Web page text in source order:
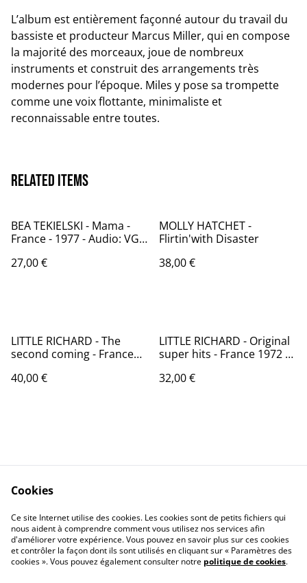
L’album est entièrement façonné autour du travail du
bassiste et producteur Marcus Miller, qui en compose
la majorité des morceaux, joue de nombreux
instruments et construit des arrangements très
modernes pour l’époque. Miles y pose sa trompette
comme une voix flottante, minimaliste et
reconnaissable entre toutes.
Related items
BEA TEKIELSKI - Mama -
France - 1977 - Audio: VG+
27,00 €
MOLLY HATCHET -
Flirtin'with Disaster
38,00 €
LITTLE RICHARD - The
second coming - France
REPRISE RECORDS 44 204
40,00 €
LITTLE RICHARD - Original
super hits - France 1972 -
FESTIVAL ALBUM 1752
32,00 €
Politique de
confidentialité
Politique de cookies
Calendrier:
Brocantes,Bourse...
Cookies
Ce site Internet utilise des cookies. Les cookies sont de petits fichiers qui
nous aident à comprendre comment vous utilisez nos services afin
d'améliorer votre expérience. Vous pouvez en savoir plus sur ces cookies
et contrôler la façon dont ils sont utilisés en cliquant sur « Paramètres des
cookies ». Vous pouvez également consulter notre politique de cookies.